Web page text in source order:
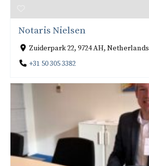
Notaris Nielsen
Zuiderpark 22, 9724 AH, Netherlands
+31 50 305 3382